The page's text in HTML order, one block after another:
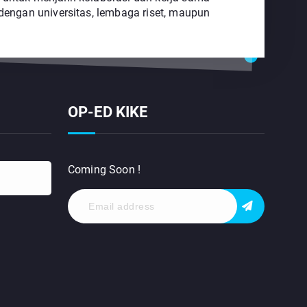
universitas, lembaga riset, maupun
OP-ED KIKE
Coming Soon !